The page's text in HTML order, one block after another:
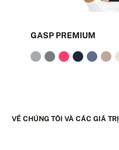
GASP PREMIUM
VỀ CHÚNG TÔI VÀ CÁC GIÁ TRỊ